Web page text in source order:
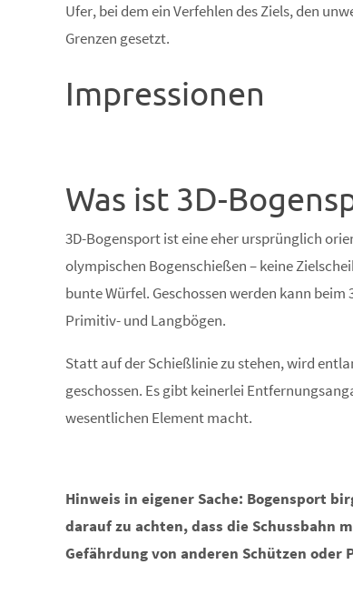
Ufer, bei dem ein Verfehlen des Ziels, den
Grenzen gesetzt.
Impressionen
Was ist 3D-
3D-Bogensport ist eine eher ursprünglich
olympischen Bogenschießen – keine
bunte Würfel. Geschossen werden kann
Primitiv- und Langbögen.
Statt auf der Schießlinie zu stehen, wird
geschossen. Es gibt keinerlei
wesentlichen Element macht.
Hinweis in eigener Sache: Bogensport
darauf zu achten, dass die Schussbahn
Gefährdung von anderen Schützen oder